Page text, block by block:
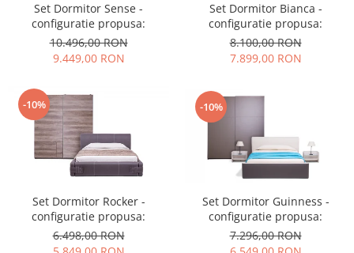
Set Dormitor Sense -
configuratie propusa:
10.496,00 RON
9.449,00 RON
Set Dormitor Bianca -
configuratie propusa:
8.100,00 RON
7.899,00 RON
-10%
Set Dormitor Rocker -
configuratie propusa:
6.498,00 RON
-10%
Set Dormitor Guinness -
configuratie propusa:
7.296,00 RON